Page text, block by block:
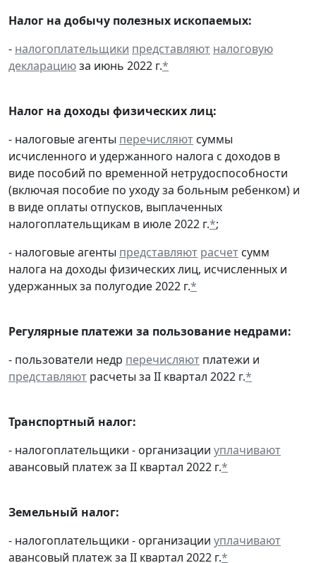
Налог на добычу полезных ископаемых:
- налогоплательщики представляют налоговую
декларациюза июнь 2022 г.*
Налог на доходы физических лиц:
- налоговые агенты перечисляют суммы
исчисленного и удержанного налога с доходов в
виде пособий по временной нетрудоспособности
(включая пособие по уходу за больным ребенком) и
в виде оплаты отпусков, выплаченных
налогоплательщикам в июле 2022 г.*;
- налоговые агенты представляют расчет сумм
налога на доходы физических лиц, исчисленных и
удержанных за полугодие 2022 г.*
Регулярные платежи за пользование недрами:
- пользователи недр перечисляют платежи и
представляют расчеты за II квартал 2022 г.*
Транспортный налог:
- налогоплательщики - организации уплачивают
авансовый платеж за II квартал 2022 г.*
Земельный налог:
- налогоплательщики - организации уплачивают
авансовый платеж за II квартал 2022 г.*